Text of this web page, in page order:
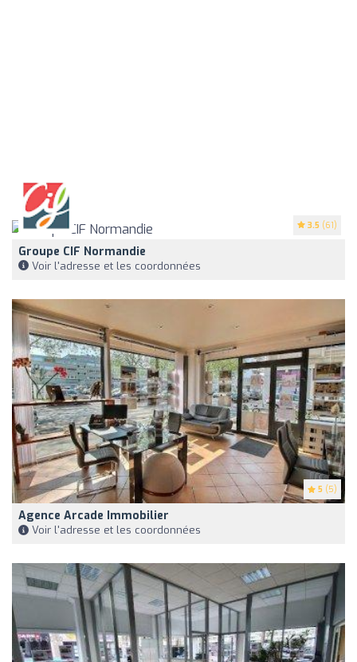
3.5 (61)
Groupe CIF Normandie
Voir l'adresse et les coordonnées
5 (5)
Agence Arcade Immobilier
Voir l'adresse et les coordonnées